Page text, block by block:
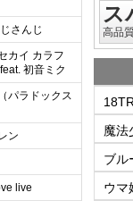
さんじ
カイ カラフ
初音ミク
パラドックス
ン
live
ス
高品
魔法
ブル
ウマ